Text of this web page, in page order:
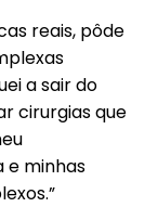
reais, pôde
a sair do
cirurgias que
e minhas